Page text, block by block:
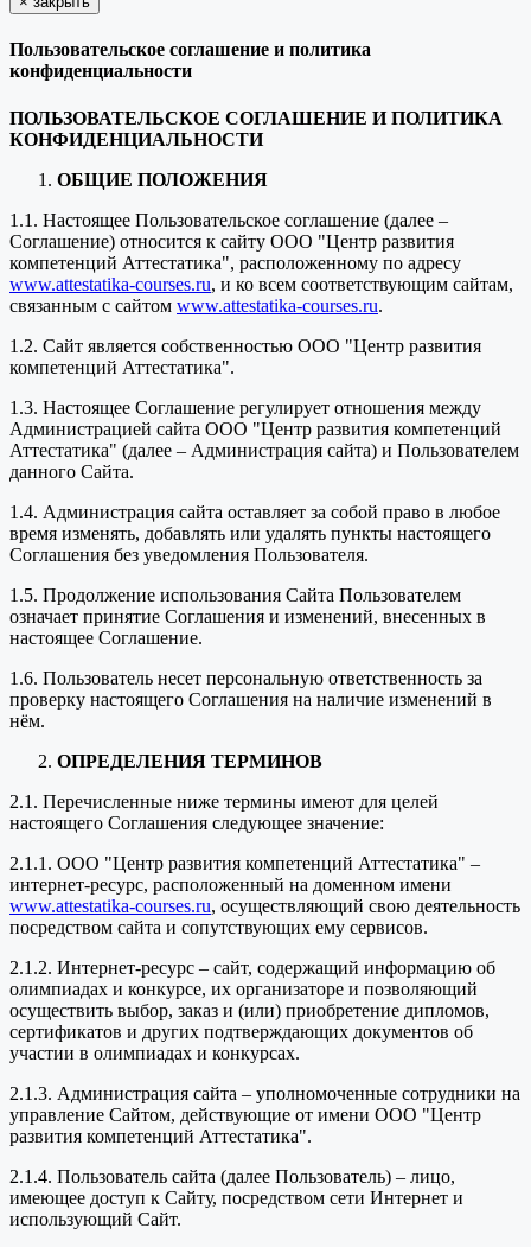
Пользовательское соглашение и политика
конфиденциальности
ПОЛЬЗОВАТЕЛЬСКОЕ СОГЛАШЕНИЕ И ПОЛИТИКА
КОНФИДЕНЦИАЛЬНОСТИ
ОБЩИЕ ПОЛОЖЕНИЯ
1.1. Настоящее Пользовательское соглашение (далее –
Соглашение) относится к сайту ООО "Центр развития
компетенций Аттестатика", расположенному по адресу
www.attestatika-courses.ru, и ко всем соответствующим сайтам,
связанным с сайтом www.attestatika-courses.ru.
1.2. Сайт является собственностью ООО "Центр развития
компетенций Аттестатика".
1.3. Настоящее Соглашение регулирует отношения между
Администрацией сайта ООО "Центр развития компетенций
Аттестатика" (далее – Администрация сайта) и Пользователем
данного Сайта.
1.4. Администрация сайта оставляет за собой право в любое
время изменять, добавлять или удалять пункты настоящего
Соглашения без уведомления Пользователя.
1.5. Продолжение использования Сайта Пользователем
означает принятие Соглашения и изменений, внесенных в
настоящее Соглашение.
1.6. Пользователь несет персональную ответственность за
проверку настоящего Соглашения на наличие изменений в
нём.
ОПРЕДЕЛЕНИЯ ТЕРМИНОВ
2.1. Перечисленные ниже термины имеют для целей
настоящего Соглашения следующее значение:
2.1.1. ООО "Центр развития компетенций Аттестатика" –
интернет-ресурс, расположенный на доменном имени
www.attestatika-courses.ru, осуществляющий свою деятельность
посредством сайта и сопутствующих ему сервисов.
2.1.2. Интернет-ресурс – сайт, содержащий информацию об
олимпиадах и конкурсе, их организаторе и позволяющий
осуществить выбор, заказ и (или) приобретение дипломов,
сертификатов и других подтверждающих документов об
участии в олимпиадах и конкурсах.
2.1.3. Администрация сайта – уполномоченные сотрудники на
управление Сайтом, действующие от имени ООО "Центр
развития компетенций Аттестатика".
2.1.4. Пользователь сайта (далее Пользователь) – лицо,
имеющее доступ к Сайту, посредством сети Интернет и
использующий Сайт.